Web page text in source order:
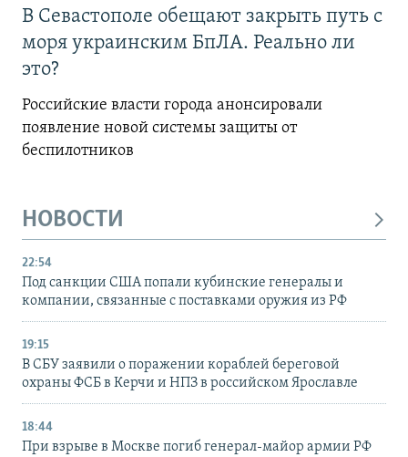
В Севастополе обещают закрыть путь с
моря украинским БпЛА. Реально ли
это?
Российские власти города анонсировали
появление новой системы защиты от
беспилотников
НОВОСТИ
22:54
Под санкции США попали кубинские генералы и
компании, связанные с поставками оружия из РФ
19:15
В СБУ заявили о поражении кораблей береговой
охраны ФСБ в Керчи и НПЗ в российском Ярославле
18:44
При взрыве в Москве погиб генерал-майор армии РФ